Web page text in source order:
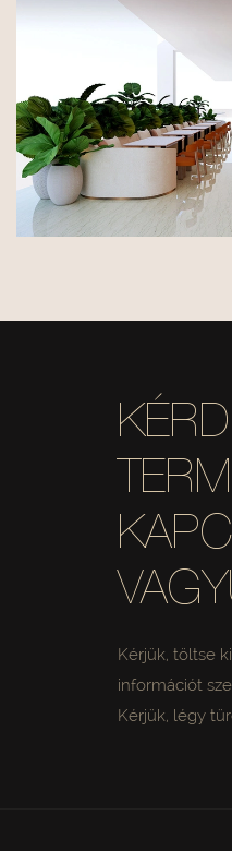
Kérjük, töltse
információt
Kérjük, légy